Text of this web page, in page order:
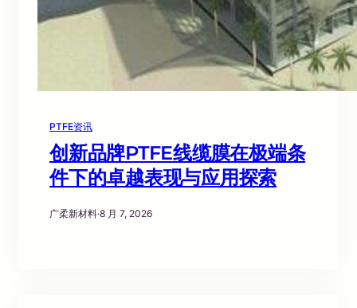
PTFE资讯
创新品牌PTFE线缆膜在极端条
件下的卓越表现与应用探索
广柔新材料·8 月 7, 2026